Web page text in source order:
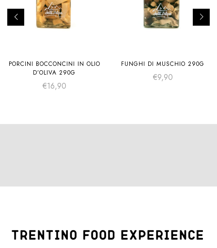
PORCINI BOCCONCINI IN OLIO
D’OLIVA 290G
€16,90
FUNGHI DI MUSCHIO 290G
€9,90